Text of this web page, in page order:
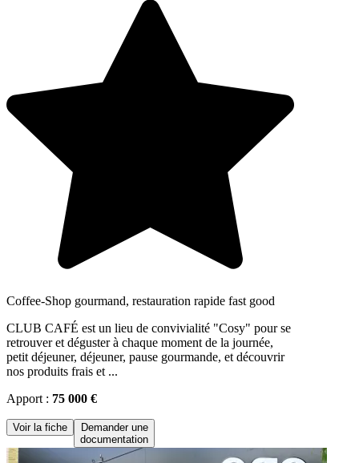
Coffee-Shop gourmand, restauration rapide fast good
CLUB CAFÉ est un lieu de convivialité "Cosy" pour se
retrouver et déguster à chaque moment de la journée,
petit déjeuner, déjeuner, pause gourmande, et découvrir
nos produits frais et ...
Apport : 75 000 €
Voir la fiche
Demander une
documentation